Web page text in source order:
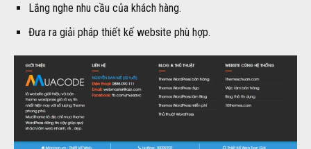
Lắng nghe nhu cầu của khách hàng.
Đưa ra giải pháp thiết kế website phù hợp.